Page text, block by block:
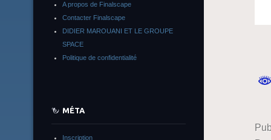
A propos de Finalscape
Contacter Finalscape
DIDIER MAROUANI ET LE GROUPE
SPACE
Politique de confidentialité
MÉTA
Inscription